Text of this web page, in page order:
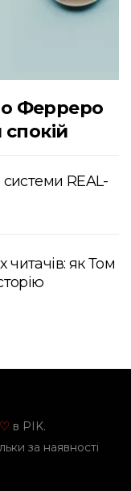
Ферреро
REAL-
як Том
♡ в PIK.
за наявності